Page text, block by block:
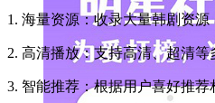
1. 海量资源：收录大量韩剧资源
2. 高清播放：支持高清、超清等
3. 智能推荐：根据用户喜好推荐